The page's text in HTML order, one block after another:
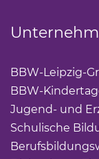
BBW-Leipzig-
BBW-
Jugend- und
Schulische